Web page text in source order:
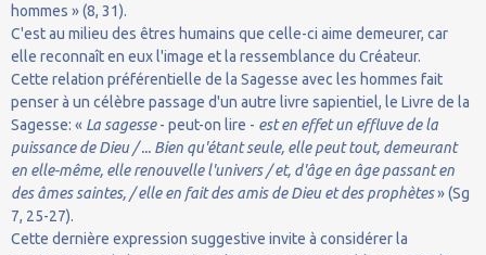
hommes » (8, 31).
C'est au milieu des êtres humains que celle-ci aime demeurer, car
elle reconnaît en eux l'image et la ressemblance du Créateur.
Cette relation préférentielle de la Sagesse avec les hommes fait
penser à un célèbre passage d'un autre livre sapientiel, le Livre de la
Sagesse: « La sagesse- peut-on lire - est en effet un effluve de la
puissance de Dieu / ... Bien qu'étant seule, elle peut tout, demeurant
en elle-même, elle renouvelle l'univers / et, d'âge en âge passant en
des âmes saintes, / elle en fait des amis de Dieu et des prophètes» (Sg
7, 25-27).
Cette dernière expression suggestive invite à considérer la